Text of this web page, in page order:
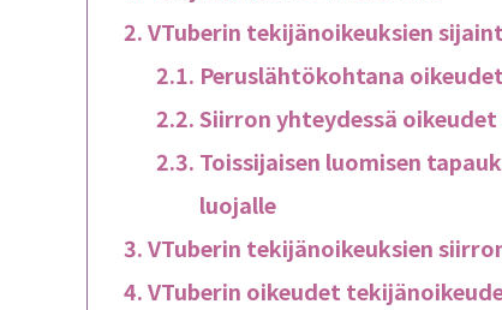
VTuberin tekijänoikeuksien
Peruslähtökohtana
Siirron yhteydessä
Toissijaisen luomisen
luojalle
VTuberin tekijänoikeuksien
VTuberin oikeudet